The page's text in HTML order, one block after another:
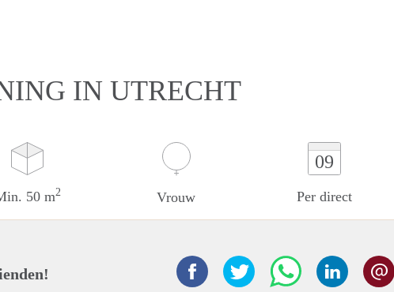
IN UTRECHT
50 m2 Vrouw
09
Per direct